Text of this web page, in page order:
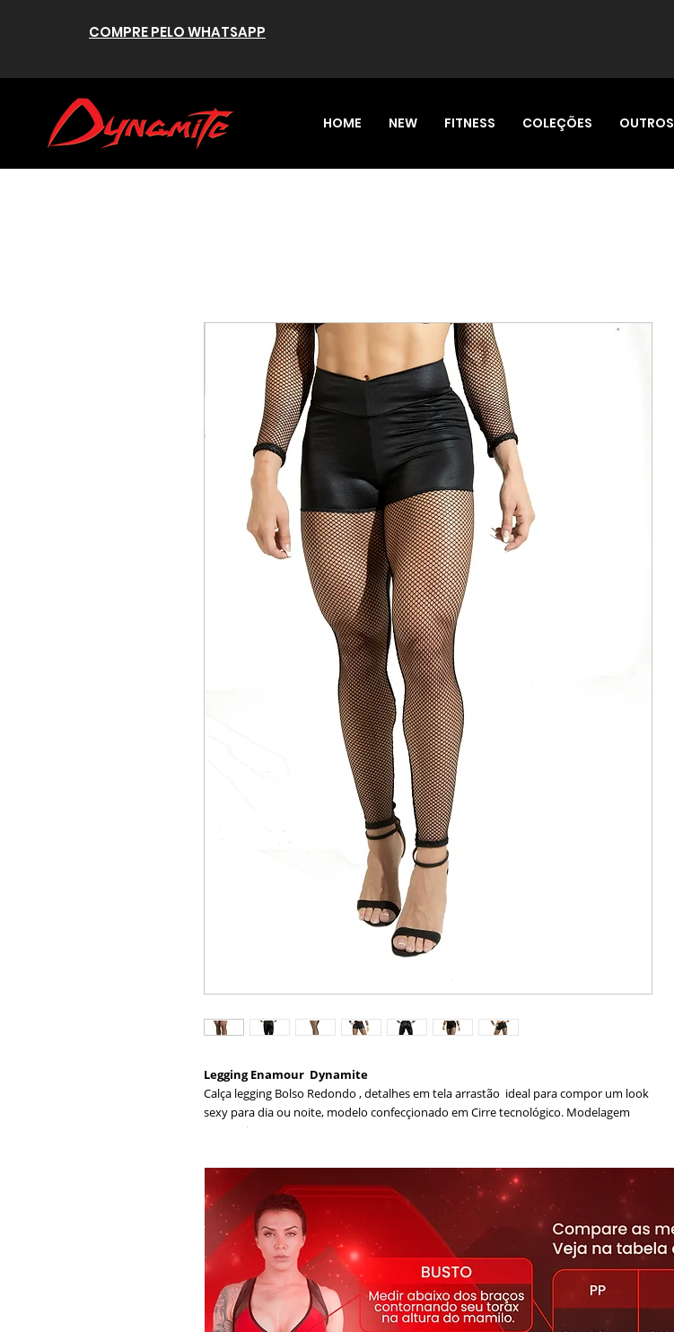
COMPRE PELO WHATSAPP
HOME NEW FITNESS COLEÇÕES OUTROS
Legging Enamour Dynamite
Calça legging Bolso Redondo , detalhes em tela arrastão ideal para compor um look
sexy para dia ou noite, modelo confecçionado em Cirre tecnológico. Modelagem
anatomica.
Composição cirre: 85% Poliester 15% Elastano
Composição arrastão: 85% Poliamida 15% Elastano
Modelo-L2011
Cor: preto